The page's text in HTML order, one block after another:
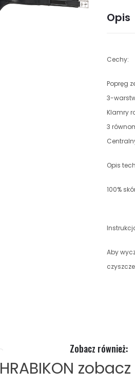
Opis
Cechy:
Popręg
3-
Klamry
3
Opis
100%
Aby
Zobacz również:
HRABIKON